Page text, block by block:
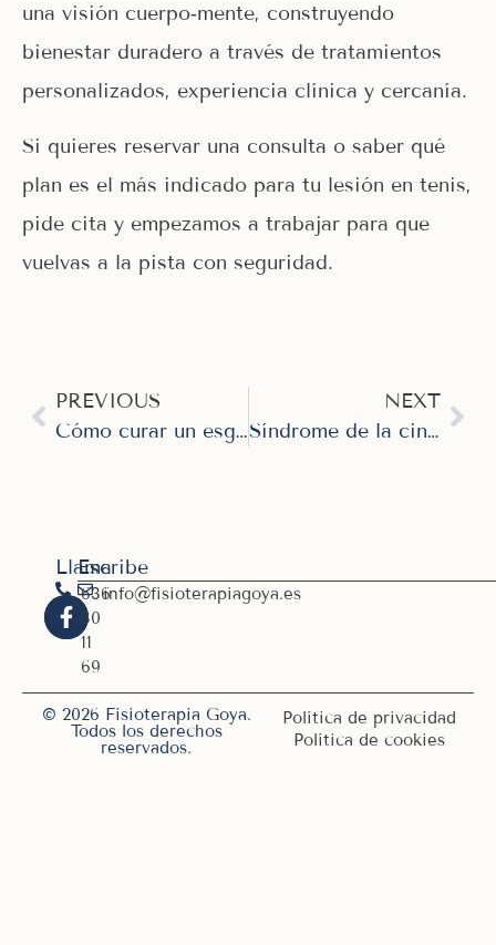
una visión cuerpo‑mente, construyendo
bienestar duradero a través de tratamientos
personalizados, experiencia clínica y cercanía.
Si quieres reservar una consulta o saber qué
plan es el más indicado para tu lesión en tenis,
pide cita y empezamos a trabajar para que
vuelvas a la pista con seguridad.
PREVIOUS
Cómo curar un esguince de tobillo de verdad
NEXT
Síndrome de la cintilla iliotibial
Llama
636
30
11
69
Escribe
info@fisioterapiagoya.es
© 2026 Fisioterapia Goya.
Todos los derechos
reservados.
Política de privacidad
Política de cookies